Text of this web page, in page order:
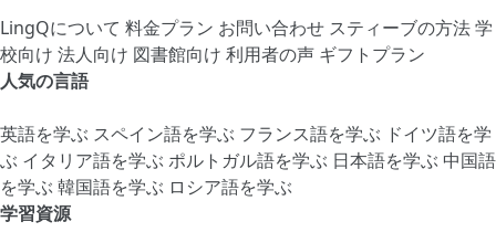
LingQについて 料金プラン お問い合わせ スティーブの方法学
校向け 法人向け 図書館向け 利用者の声 ギフトプラン
人気の言語
英語を学ぶ スペイン語を学ぶ フランス語を学ぶ ドイツ語を学
ぶ イタリア語を学ぶ ポルトガル語を学ぶ 日本語を学ぶ 中国語
を学ぶ 韓国語を学ぶ ロシア語を学ぶ
学習資源